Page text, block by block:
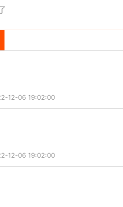
了
12-06 19:02:00
12-06 19:02:00